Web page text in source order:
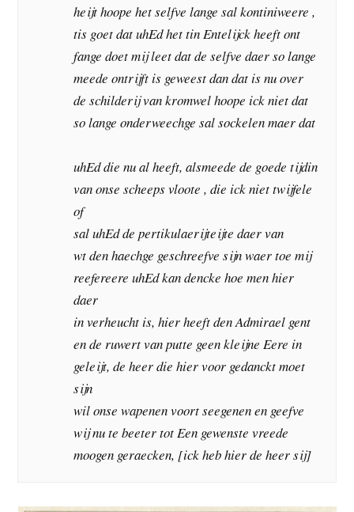
heijt hoope het selfve lange sal kontiniweere ,
tis goet dat uhEd het tin Entelijck heeft ont
fange doet mij leet dat de selfve daer so lange
meede ontrijft is geweest dan dat is nu over
de schilderij van kromwel hoope ick niet dat
so lange onderweechge sal sockelen maer dat
uhEd die nu al heeft, alsmeede de goede tijdin
van onse scheeps vloote , die ick niet twijfele
of
sal uhEd de pertikulaerijteijte daer van
wt den haechge geschreefve sijn waer toe mij
reefereere uhEd kan dencke hoe men hier
daer
in verheucht is, hier heeft den Admirael gent
en de ruwert van putte geen kleijne Eere in
geleijt, de heer die hier voor gedanckt moet
sijn
wil onse wapenen voort seegenen en geefve
wij nu te beeter tot Een gewenste vreede
moogen geraecken, [ick heb hier de heer sij]